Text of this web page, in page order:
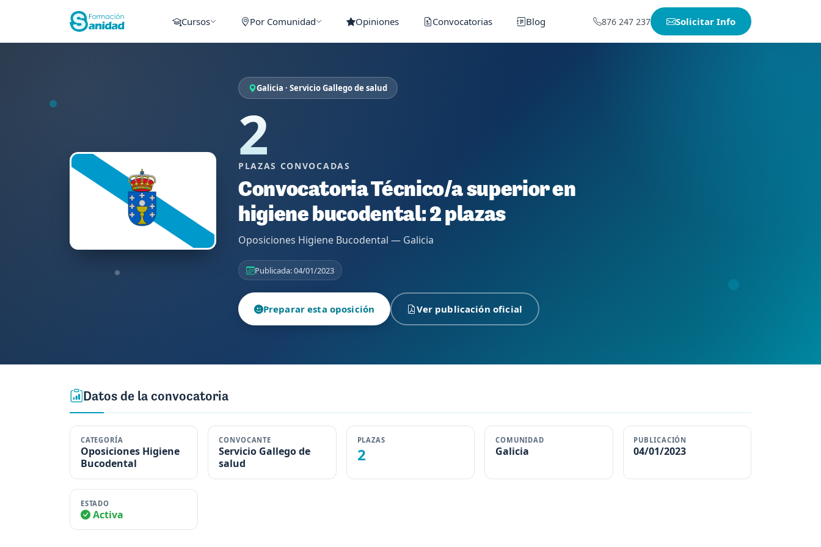
Cursos Por Comunidad Opiniones Convocatorias Blog 876 247 237 Solicitar Info
Galicia · Servicio Gallego de salud
2
PLAZAS CONVOCADAS
Convocatoria Técnico/a superior en
higiene bucodental: 2 plazas
Oposiciones Higiene Bucodental — Galicia
Publicada: 04/01/2023
Preparar esta oposición Ver publicación oficial
Datos de la convocatoria
CATEGORÍA
Oposiciones Higiene
Bucodental
CONVOCANTE
Servicio Gallego de
salud
PLAZAS
2
COMUNIDAD
Galicia
PUBLICACIÓN
04/01/2023
ESTADO
Activa